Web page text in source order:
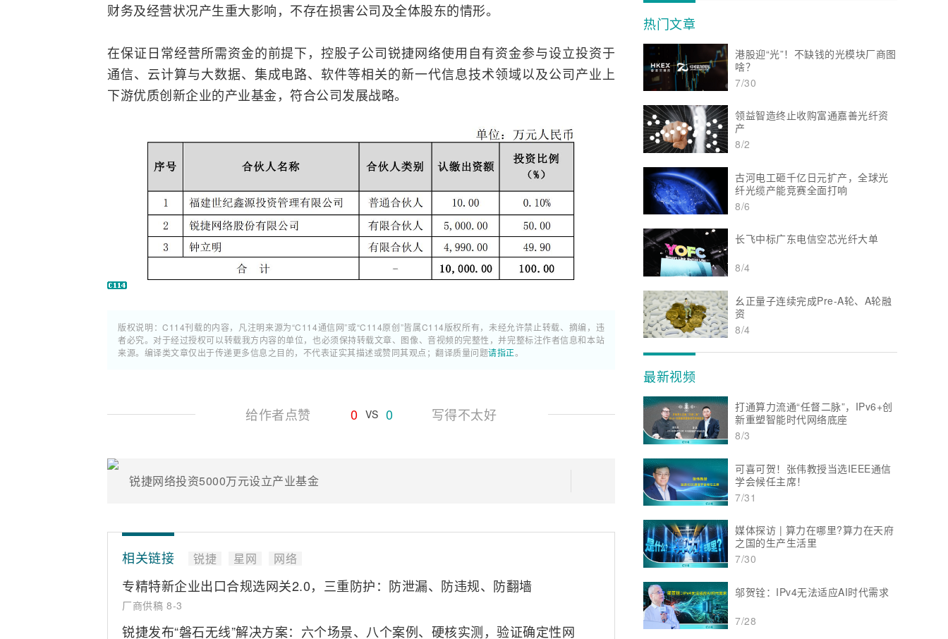
财务及经营状况产生重大影响，不存在损害公司及全体股东的情形。
在保证日常经营所需资金的前提下，控股子公司锐捷网络使用自有资金参与设立投资于
通信、云计算与大数据、集成电路、软件等相关的新一代信息技术领域以及公司产业上
下游优质创新企业的产业基金，符合公司发展战略。
版权说明：C114刊载的内容，凡注明来源为“C114通信网”或“C114原创”皆属C114版权所有，未经允许禁止转载、摘编，违
者必究。对于经过授权可以转载我方内容的单位，也必须保持转载文章、图像、音视频的完整性，并完整标注作者信息和本站
来源。编译类文章仅出于传递更多信息之目的，不代表证实其描述或赞同其观点；翻译质量问题请指正。
给作者点赞 0 VS 0 写得不太好
锐捷网络投资5000万元设立产业基金
相关链接 锐捷 星网 网络
专精特新企业出口合规选网关2.0，三重防护：防泄漏、防违规、防翻墙
厂商供稿 8-3
锐捷发布“磐石无线”解决方案：六个场景、八个案例、硬核实测，验证确定性网
热门文章
港股迎“光”！不缺钱的光模块厂商图
啥？
7/30
领益智造终止收购富通嘉善光纤资
产
8/2
古河电工砸千亿日元扩产，全球光
纤光缆产能竞赛全面打响
8/6
长飞中标广东电信空芯光纤大单
8/4
幺正量子连续完成Pre-A轮、A轮融
资
8/4
最新视频
打通算力流通“任督二脉”，IPv6+创
新重塑智能时代网络底座
8/3
可喜可贺！张伟教授当选IEEE通信
学会候任主席！
7/31
媒体探访 | 算力在哪里?算力在天府
之国的生产生活里
7/30
邬贺铨：IPv4无法适应AI时代需求
7/28